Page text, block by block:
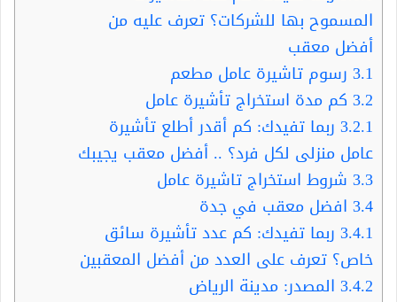
المسموح بها للشركات؟ تعرف عليه من
أفضل معقب
3.1 رسوم تاشيرة عامل مطعم
3.2 كم مدة استخراج تأشيرة عامل
3.2.1 ربما تفيدك: كم أقدر أطلع تأشيرة
عامل منزلى لكل فرد؟ .. أفضل معقب يجيبك
3.3 شروط استخراج تاشيرة عامل
3.4 افضل معقب في جدة
3.4.1 ربما تفيدك: كم عدد تأشيرة سائق
خاص؟ تعرف على العدد من أفضل المعقبين
3.4.2 المصدر: مدينة الرياض